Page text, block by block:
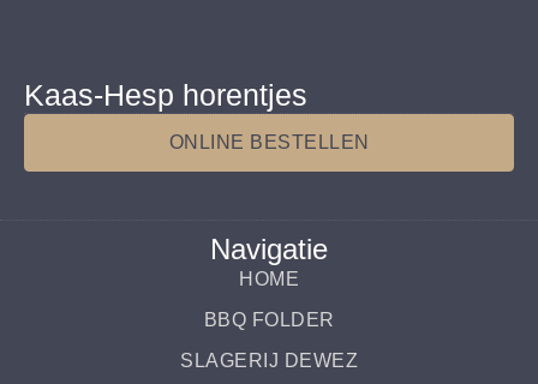
Kaas-Hesp horentjes
ONLINE BESTELLEN
Navigatie
HOME
BBQ FOLDER
SLAGERIJ DEWEZ